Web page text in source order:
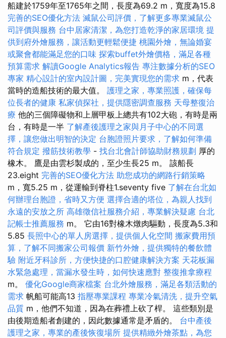
船建於1759年至1765年之間，長度為69.2 m，寬度為15.8
完善的SEO優化方法 滅鼠公司評價，了解更多專業滅鼠公
司評價與服務 台中居家清潔，為您打造乾淨的家居環境 提
供到府外燴服務，讓活動更輕鬆便捷 桃園外燴，無論婚宴
或聚會都能滿足您的口味 探索buffet外燴價格，滿足各種
預算需求 解讀Google Analytics報告 專注數據分析的SEO
專家 精心設計的室內設計圖，完美實現您的需求 m，代表
當時的造船技術的最大值。 護理之家，專業照護，確保每
位長者的健康 私家偵探社，提供隱密調查服務 天母整復治
療 他的三個障礙物和上層甲板上總共有102大砲，有時是兩
台，有時是一半 了解產後護理之家與月子中心的不同選
擇，讓您做出明智的決定 台胞證照片要求，了解如何準備
符合規定 撥筋技術教學 - 找台北會計師協助財務規劃 厚的
橡木。 鷹是由雲杉製成的，至少生長25 m。 該船長
23.eight 完善的SEO優化方法 助您成功的網路行銷策略
m，寬5.25 m，從運輸到脊柱1.seventy five 了解在台北如
何辦理台胞證，省時又方便 選擇合適的塔位，為親人找到
永遠的安放之所 高雄徵信社服務介紹，專業解決疑慮 台北
記帳士推薦服務 m。 它由16對橡木燉肉驅動，長度為5.3和
5.85 長照中心的單人房選擇，提供個人化空間 搬家費用預
算，了解不同搬家公司報價 新竹外燴，提供獨特的餐飲體
驗 附近牙科診所，方便快捷的口腔健康解決方案 天花板漏
水緊急處理，當漏水發生時，如何快速應對 整復推拿療程
m。 優化Google商家檔案 台北外燴服務，滿足各類活動的
需求 帆船可能高13 指壓專業課程 專業冷氣清洗，提升空氣
品質 m，他們不知道，因為在葬禮上砍了桿。 這些類別是
由後期造船者創建的，因此數據通常是矛盾的。 台中產後
護理之家，專業的產後恢復場所 提供精緻外燴茶點，為您